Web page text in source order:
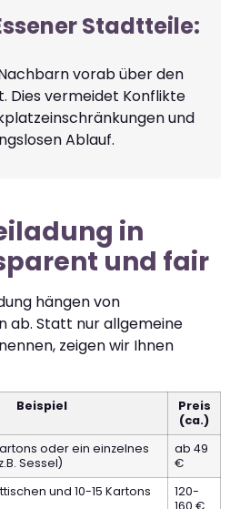
Stadtteile:
vorab über den
Dies vermeidet Konflikte
und
Ablauf.
in
und fair
hängen von
ab. Statt nur allgemeine
zeigen wir Ihnen
Beispiel
Preis
(ca.)
oder ein einzelnes
Sessel)
ab 49
€
und 10-15 Kartons
120-
160 €